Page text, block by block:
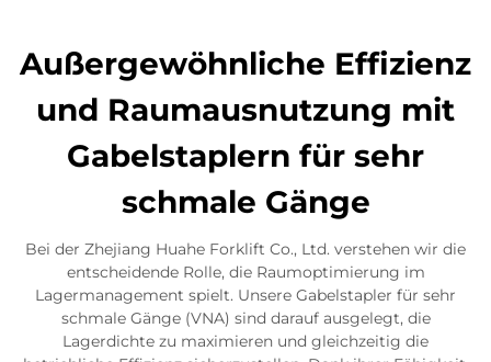
Außergewöhnliche Effizienz
und Raumausnutzung mit
Gabelstaplern für sehr
schmale Gänge
Bei der Zhejiang Huahe Forklift Co., Ltd. verstehen wir die
entscheidende Rolle, die Raumoptimierung im
Lagermanagement spielt. Unsere Gabelstapler für sehr
schmale Gänge (VNA) sind darauf ausgelegt, die
Lagerdichte zu maximieren und gleichzeitig die